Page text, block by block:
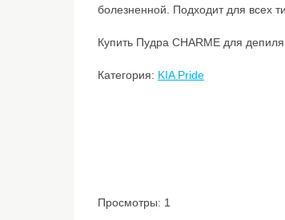
болезненной. Подходит для всех
Купить Пудра CHARME для
Категория: KIA Pride
Просмотры: 1